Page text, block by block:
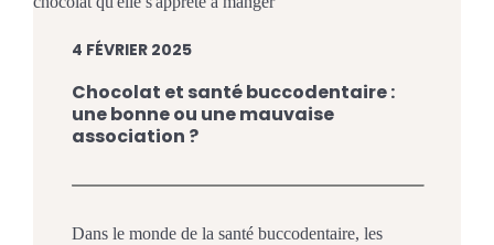
4 FÉVRIER 2025
Chocolat et santé buccodentaire :
une bonne ou une mauvaise
association ?
Dans le monde de la santé buccodentaire, les